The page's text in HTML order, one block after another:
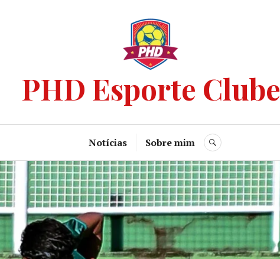
PHD Esporte Clube
Notícias Sobre mim